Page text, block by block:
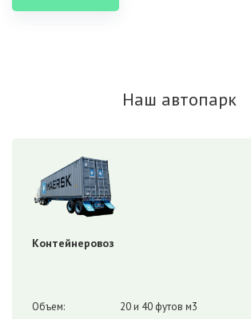
Наш автопарк
Контейнеровоз
Объем: 20 и 40 футов м3